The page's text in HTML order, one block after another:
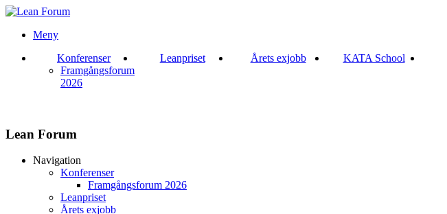
Meny
Konferenser
Framgångsforum
2026
Leanpriset Årets exjobb KATA School
Lean Forum
Navigation
Konferenser
Framgångsforum 2026
Leanpriset
Årets exjobb